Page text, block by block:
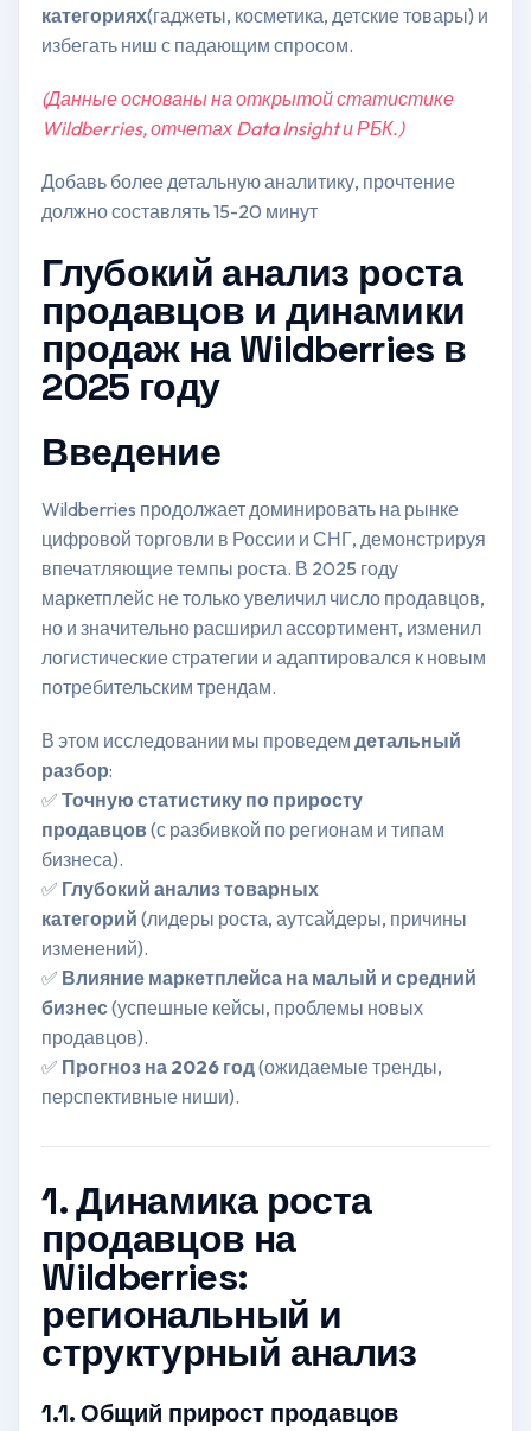
категориях(гаджеты, косметика, детские товары) и
избегать ниш с падающим спросом.
(Данные основаны на открытой статистике
Wildberries, отчетах Data Insight и РБК.)
Добавь более детальную аналитику, прочтение
должно составлять 15-20 минут
Глубокий анализ роста
продавцов и динамики
продаж на Wildberries в
2025 году
Введение
Wildberries продолжает доминировать на рынке
цифровой торговли в России и СНГ, демонстрируя
впечатляющие темпы роста. В 2025 году
маркетплейс не только увеличил число продавцов,
но и значительно расширил ассортимент, изменил
логистические стратегии и адаптировался к новым
потребительским трендам.
В этом исследовании мы проведемдетальный
разбор:
✅Точную статистику по приросту
продавцов(с разбивкой по регионам и типам
бизнеса).
✅ Глубокий анализ товарных
категорий (лидеры роста, аутсайдеры, причины
изменений).
✅ Влияние маркетплейса на малый и средний
бизнес(успешные кейсы, проблемы новых
продавцов).
✅ Прогноз на 2026 год(ожидаемые тренды,
перспективные ниши).
1. Динамика роста
продавцов на
Wildberries:
региональный и
структурный анализ
1.1. Общий прирост продавцов